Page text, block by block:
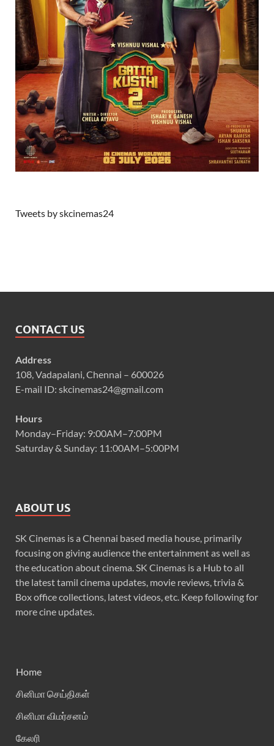
Tweets by skcinemas24
CONTACT US
Address
108, Vadapalani, Chennai – 600026
E-mail ID: skcinemas24@gmail.com
Hours
Monday–Friday: 9:00AM–7:00PM
Saturday & Sunday: 11:00AM–5:00PM
ABOUT US
SK Cinemas is a Chennai based media house, primarily
focusing on giving audience the entertainment as well as
the education about cinema. SK Cinemas is a Hub to all
the latest tamil cinema updates, movie reviews, trivia &
Box office collections, latest videos, etc. Keep following for
more cine updates.
Home
சினிமா செய்திகள்
சினிமா விமர்சனம்
கேலரி